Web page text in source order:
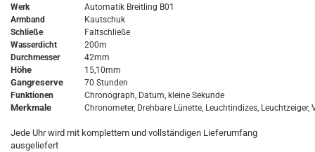
Werk
Automatik Breitling B01
Armband
Kautschuk
Schließe
Faltschließe
Wasserdicht
200m
Durchmesser
42mm
Höhe 15,10mm
Gangreserve
70 Stunden
Funktionen
Chronograph, Datum, kleine Sekunde
Merkmale Chronometer, Drehbare Lünette, Leuchtindizes, Leuchtzeiger,
Jede Uhr wird mit komplettem und vollständigen Lieferumfang
ausgeliefert